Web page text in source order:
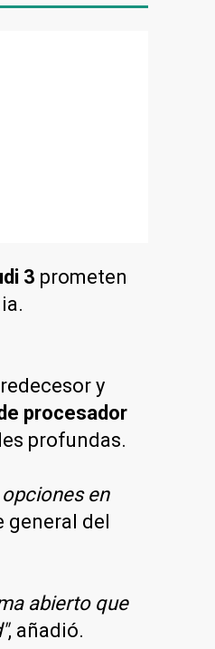
3 prometen
y
procesador
profundas.
en
general del
abierto que
, añadió.